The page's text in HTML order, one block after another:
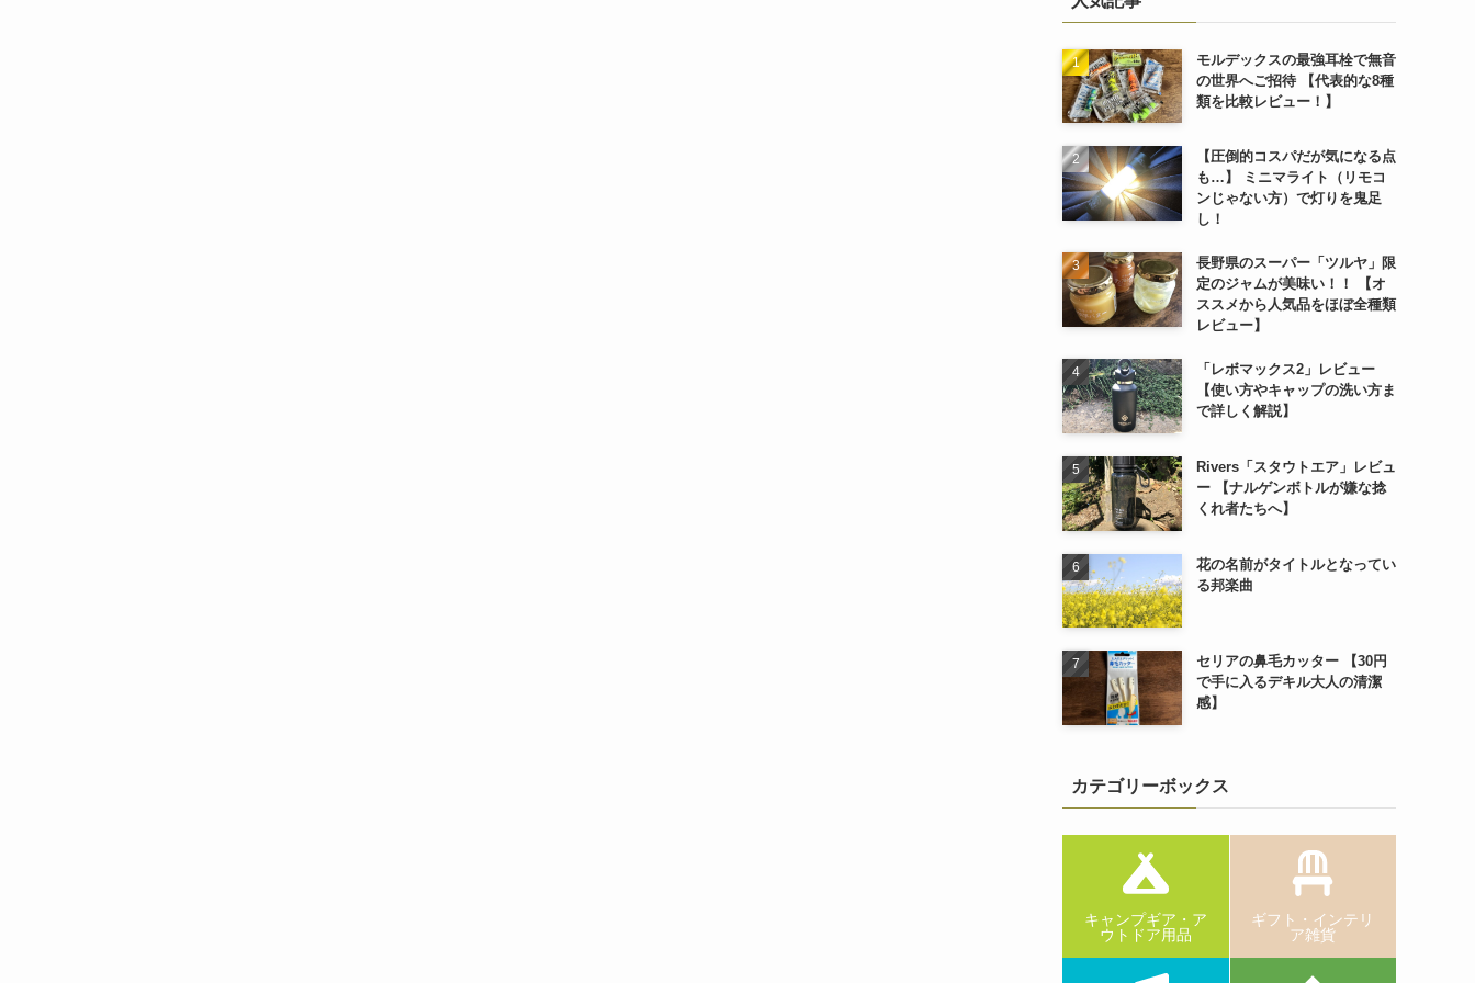
モルデックスの最強耳栓で無音
の世界へご招待 【代表的な8種
類を比較レビュー！】
【圧倒的コスパだが気になる点
も…】 ミニマライト（リモコ
ンじゃない方）で灯りを鬼足
し！
長野県のスーパー「ツルヤ」限
定のジャムが美味い！！ 【オ
ススメから人気品をほぼ全種類
レビュー】
「レボマックス2」レビュー
【使い方やキャップの洗い方ま
で詳しく解説】
Rivers「スタウトエア」レビュ
ー 【ナルゲンボトルが嫌な捻
くれ者たちへ】
花の名前がタイトルとなってい
る邦楽曲
セリアの鼻毛カッター 【30円
で手に入るデキル大人の清潔
感】
カテゴリーボックス
キャンプギア・ア
ウトドア用品
ギフト・インテリ
ア雑貨